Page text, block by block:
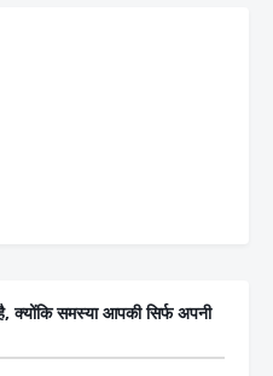
समस्या आपकी सिर्फ अपनी